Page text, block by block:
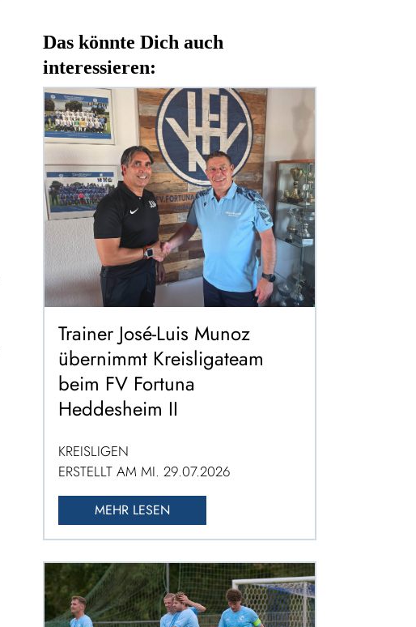
Das könnte Dich auch
interessieren:
Trainer José-Luis Munoz
übernimmt Kreisligateam
beim FV Fortuna
Heddesheim II
KREISLIGEN
ERSTELLT AM MI. 29.07.2026
MEHR LESEN